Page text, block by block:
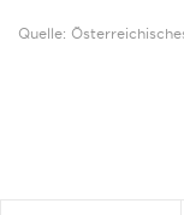
Quelle: